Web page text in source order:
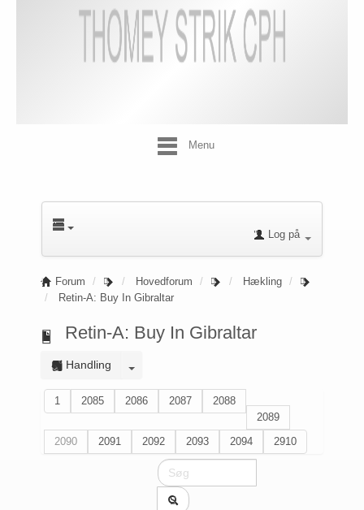
Menu
Log på
Forum Hovedforum
Hækling
Retin-A: Buy In Gibraltar
Retin-A: Buy In Gibraltar
Handling
1 2085 2086 2087
2088
2089
2090
2091 2092 2093 2094 2910